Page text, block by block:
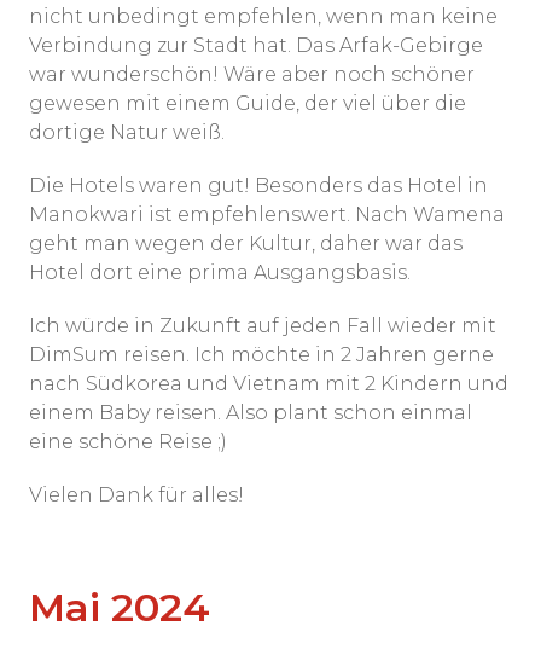
nicht unbedingt empfehlen, wenn man keine
Verbindung zur Stadt hat. Das Arfak-Gebirge
war wunderschön! Wäre aber noch schöner
gewesen mit einem Guide, der viel über die
dortige Natur weiß.
Die Hotels waren gut! Besonders das Hotel in
Manokwari ist empfehlenswert. Nach Wamena
geht man wegen der Kultur, daher war das
Hotel dort eine prima Ausgangsbasis.
Ich würde in Zukunft auf jeden Fall wieder mit
DimSum reisen. Ich möchte in 2 Jahren gerne
nach Südkorea und Vietnam mit 2 Kindern und
einem Baby reisen. Also plant schon einmal
eine schöne Reise ;)
Vielen Dank für alles!
Mai 2024